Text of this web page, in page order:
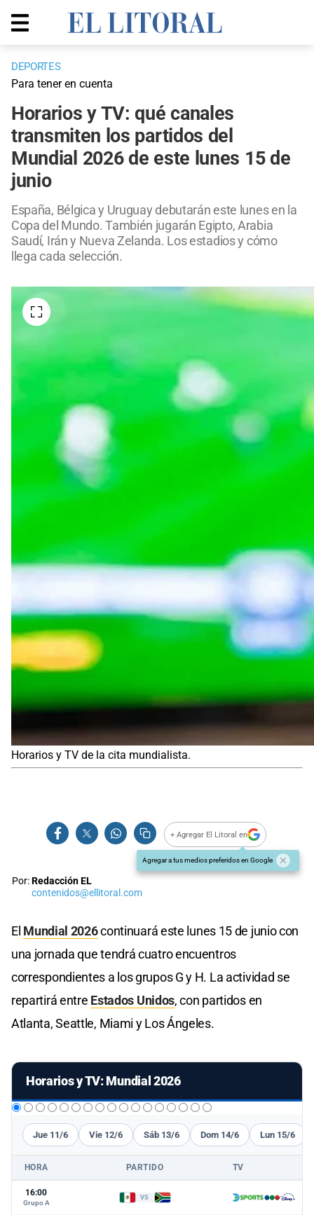
DEPORTES
Para tener en cuenta
Horarios y TV: qué canales
transmiten los partidos del
Mundial 2026 de este lunes 15 de
junio
España, Bélgica y Uruguay debutarán este lunes en la
Copa del Mundo. También jugarán Egipto, Arabia
Saudí, Irán y Nueva Zelanda. Los estadios y cómo
llega cada selección.
Horarios y TV de la cita mundialista.
+ Agregar El Litoral en
Agregar a tus medios preferidos en Google
Por:Redacción EL
contenidos@ellitoral.com
El Mundial 2026continuará este lunes 15 de junio con
una jornada que tendrá cuatro encuentros
correspondientes a los grupos G y H. La actividad se
repartirá entre Estados Unidos, con partidos en
Atlanta, Seattle, Miami y Los Ángeles.
Horarios y TV: Mundial 2026
Jue 11/6 Vie 12/6 Sáb 13/6 Dom 14/6 Lun 15/6
HORA PARTIDO TV
16:00
Grupo A
VS